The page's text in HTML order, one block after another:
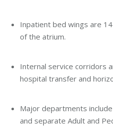
Inpatient bed wings are
of the atrium.
Internal service corridors
hospital transfer and
Major departments
and separate Adult and